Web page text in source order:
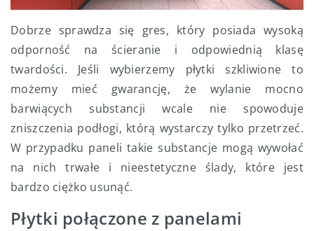
Dobrze sprawdza się gres, który posiada wysoką
odporność na ścieranie i odpowiednią klasę
twardości. Jeśli wybierzemy płytki szkliwione to
możemy mieć gwarancję, że wylanie mocno
barwiących substancji wcale nie spowoduje
zniszczenia podłogi, którą wystarczy tylko przetrzeć.
W przypadku paneli takie substancje mogą wywołać
na nich trwałe i nieestetyczne ślady, które jest
bardzo ciężko usunąć.
Płytki połączone z panelami